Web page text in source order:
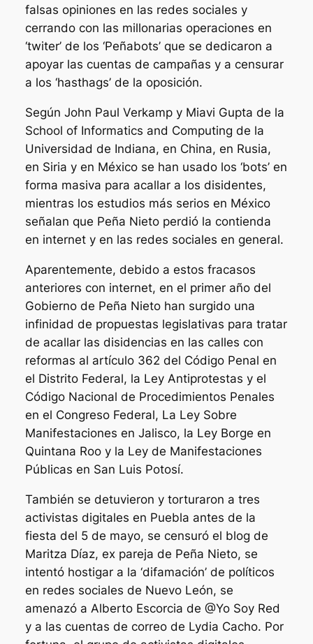
falsas opiniones en las redes sociales y
cerrando con las millonarias operaciones en
‘twiter’ de los ‘Peñabots’ que se dedicaron a
apoyar las cuentas de campañas y a censurar
a los ‘hasthags’ de la oposición.
Según John Paul Verkamp y Miavi Gupta de la
School of Informatics and Computing de la
Universidad de Indiana, en China, en Rusia,
en Siria y en México se han usado los ‘bots’ en
forma masiva para acallar a los disidentes,
mientras los estudios más serios en México
señalan que Peña Nieto perdió la contienda
en internet y en las redes sociales en general.
Aparentemente, debido a estos fracasos
anteriores con internet, en el primer año del
Gobierno de Peña Nieto han surgido una
infinidad de propuestas legislativas para tratar
de acallar las disidencias en las calles con
reformas al artículo 362 del Código Penal en
el Distrito Federal, la Ley Antiprotestas y el
Código Nacional de Procedimientos Penales
en el Congreso Federal, La Ley Sobre
Manifestaciones en Jalisco, la Ley Borge en
Quintana Roo y la Ley de Manifestaciones
Públicas en San Luis Potosí.
También se detuvieron y torturaron a tres
activistas digitales en Puebla antes de la
fiesta del 5 de mayo, se censuró el blog de
Maritza Díaz, ex pareja de Peña Nieto, se
intentó hostigar a la ‘difamación’ de políticos
en redes sociales de Nuevo León, se
amenazó a Alberto Escorcia de @Yo Soy Red
y a las cuentas de correo de Lydia Cacho. Por